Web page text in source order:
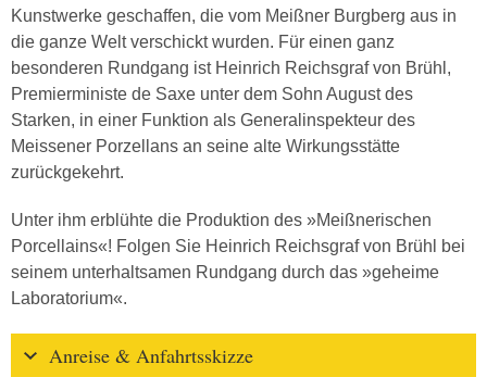
Kunstwerke geschaffen, die vom Meißner Burgberg aus in
die ganze Welt verschickt wurden. Für einen ganz
besonderen Rundgang ist Heinrich Reichsgraf von Brühl,
Premierministe de Saxe unter dem Sohn August des
Starken, in einer Funktion als Generalinspekteur des
Meissener Porzellans an seine alte Wirkungsstätte
zurückgekehrt.
Unter ihm erblühte die Produktion des »Meißnerischen
Porcellains«! Folgen Sie Heinrich Reichsgraf von Brühl bei
seinem unterhaltsamen Rundgang durch das »geheime
Laboratorium«.
Anreise & Anfahrtsskizze